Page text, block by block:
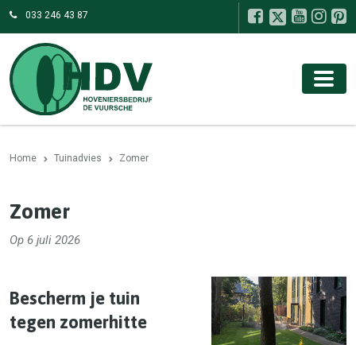
033 246 43 87
Home Tuinadvies Zomer
Zomer
Op 6 juli 2026
Bescherm je tuin
tegen zomerhitte